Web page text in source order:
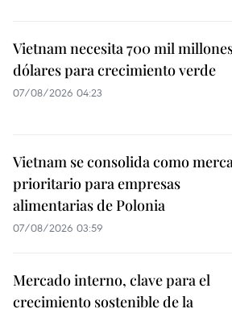
Vietnam necesita 700 mil
dólares para crecimiento verde
07/08/2026 04:23
Vietnam se consolida como
prioritario para empresas
alimentarias de Polonia
07/08/2026 03:59
Mercado interno, clave para el
crecimiento sostenible de la